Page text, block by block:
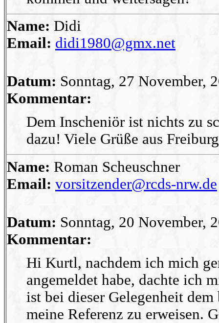
Name: Didi
Email: didi1980@gmx.net
Datum: Sonntag, 27 November,
Kommentar:
Dem Inscheniör ist nichts zu
dazu! Viele Grüße aus
Name: Roman Scheuschner
Email: vorsitzender@rcds-nrw.de
Datum: Sonntag, 20 November,
Kommentar:
Hi Kurtl, nachdem ich mich
angemeldet habe, dachte ich
ist bei dieser Gelegenheit
meine Referenz zu erweisen.